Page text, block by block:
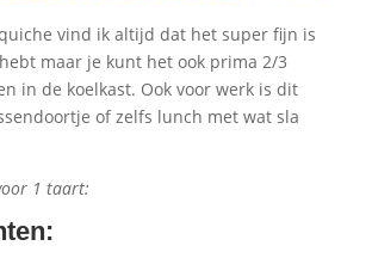
vind ik altijd dat het super fijn is
maar je kunt het ook prima 2/3
in de koelkast. Ook voor werk is dit
of zelfs lunch met wat sla
1 taart:
: